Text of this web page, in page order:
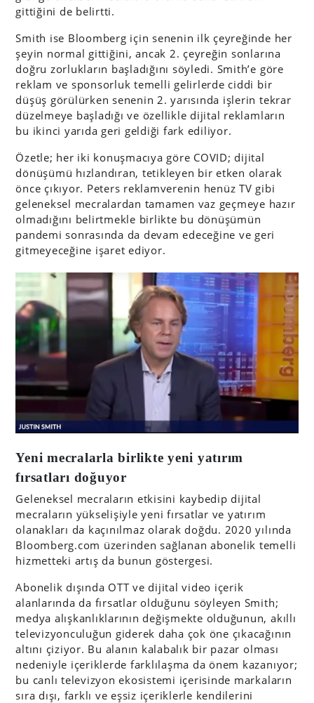
gittiğini de belirtti.
Smith ise Bloomberg için senenin ilk çeyreğinde her
şeyin normal gittiğini, ancak 2. çeyreğin sonlarına
doğru zorlukların başladığını söyledi. Smith’e göre
reklam ve sponsorluk temelli gelirlerde ciddi bir
düşüş görülürken senenin 2. yarısında işlerin tekrar
düzelmeye başladığı ve özellikle dijital reklamların
bu ikinci yarıda geri geldiği fark ediliyor.
Özetle; her iki konuşmacıya göre COVID; dijital
dönüşümü hızlandıran, tetikleyen bir etken olarak
önce çıkıyor. Peters reklamverenin henüz TV gibi
geleneksel mecralardan tamamen vaz geçmeye hazır
olmadığını belirtmekle birlikte bu dönüşümün
pandemi sonrasında da devam edeceğine ve geri
gitmeyeceğine işaret ediyor.
Yeni mecralarla birlikte yeni yatırım
fırsatları doğuyor
Geleneksel mecraların etkisini kaybedip dijital
mecraların yükselişiyle yeni fırsatlar ve yatırım
olanakları da kaçınılmaz olarak doğdu. 2020 yılında
Bloomberg.com üzerinden sağlanan abonelik temelli
hizmetteki artış da bunun göstergesi.
Abonelik dışında OTT ve dijital video içerik
alanlarında da fırsatlar olduğunu söyleyen Smith;
medya alışkanlıklarının değişmekte olduğunun, akıllı
televizyonculuğun giderek daha çok öne çıkacağının
altını çiziyor. Bu alanın kalabalık bir pazar olması
nedeniyle içeriklerde farklılaşma da önem kazanıyor;
bu canlı televizyon ekosistemi içerisinde markaların
sıra dışı, farklı ve eşsiz içeriklerle kendilerini